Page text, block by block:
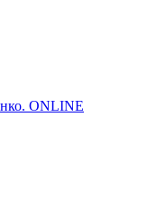
ONLINE